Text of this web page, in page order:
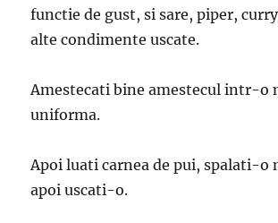
functie de gust, si sare, piper,
alte condimente uscate.
Amestecati bine amestecul intr-o
uniforma.
Apoi luati carnea de pui, spalati-o
apoi uscati-o.